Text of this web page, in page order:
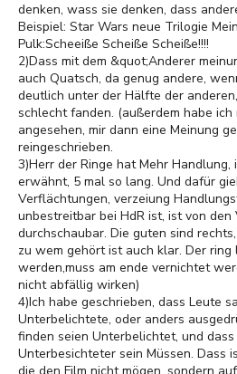
denken, wass sie denken, dass
Beispiel: Star Wars neue Trilogie
Pulk:Scheeiße Scheiße Scheiße!!!!
2)Dass mit dem &quot;Anderer
auch Quatsch, da genug andere,
deutlich unter der Hälfte der
schlecht fanden. (außerdem habe ich
angesehen, mir dann eine Meinung
reingeschrieben.
3)Herr der Ringe hat Mehr
erwähnt, 5 mal so lang. Und dafür
Verflächtungen, verzeiung
unbestreitbar bei HdR ist, ist von
durchschaubar. Die guten sind
zu wem gehört ist auch klar. Der
werden,muss am ende vernichtet
nicht abfällig wirken)
4)Ich habe geschrieben, dass Leute
Unterbelichtete, oder anders
finden seien Unterbelichtet, und
Unterbesichteter sein Müssen. Dass